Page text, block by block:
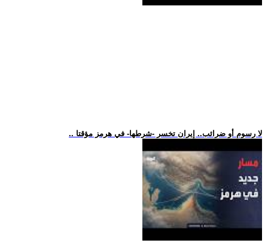
.. لا رسوم أو ضرائب.. إيران تخسر -شرطها- في هرمز مؤقتا